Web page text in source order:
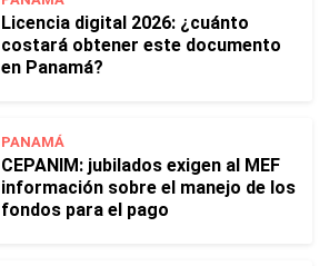
Licencia digital 2026: ¿cuánto
costará obtener este documento
en Panamá?
PANAMÁ
CEPANIM: jubilados exigen al MEF
información sobre el manejo de los
fondos para el pago